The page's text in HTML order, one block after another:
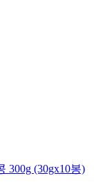
300g (30gx10봉)